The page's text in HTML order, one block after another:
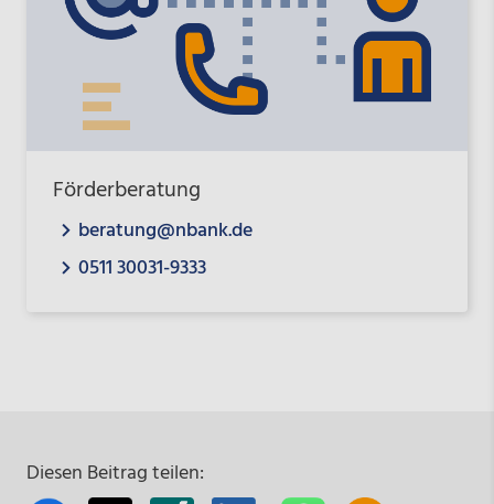
Förderberatung
beratung@nbank.de
0511 30031-9333
Diesen Beitrag teilen: